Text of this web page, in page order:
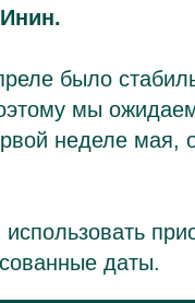
было
мы
неделе
даты.